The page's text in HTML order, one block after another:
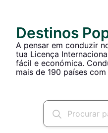
Destinos
A pensar em conduzir
tua Licença
fácil e económica.
mais de 190 países com